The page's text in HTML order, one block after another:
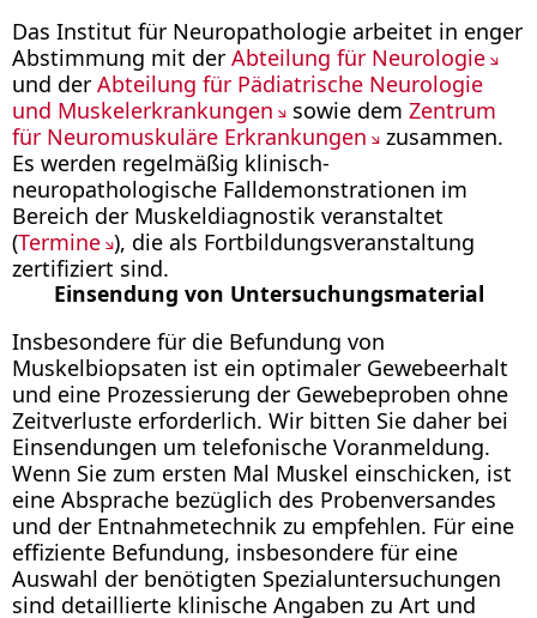
Das Institut für Neuropathologie arbeitet in enger
Abstimmung mit der Abteilung für Neurologie
und der Abteilung für Pädiatrische Neurologie
und Muskelerkrankungen
sowie dem Zentrum
für Neuromuskuläre Erkrankungen
zusammen.
Es werden regelmäßig klinisch-
neuropathologische Falldemonstrationen im
Bereich der Muskeldiagnostik veranstaltet
(Termine ), die als Fortbildungsveranstaltung
zertifiziert sind.
Einsendung von Untersuchungsmaterial
Insbesondere für die Befundung von
Muskelbiopsaten ist ein optimaler Gewebeerhalt
und eine Prozessierung der Gewebeproben ohne
Zeitverluste erforderlich. Wir bitten Sie daher bei
Einsendungen um telefonische Voranmeldung.
Wenn Sie zum ersten Mal Muskel einschicken, ist
eine Absprache bezüglich des Probenversandes
und der Entnahmetechnik zu empfehlen. Für eine
effiziente Befundung, insbesondere für eine
Auswahl der benötigten Spezialuntersuchungen
sind detaillierte klinische Angaben zu Art und